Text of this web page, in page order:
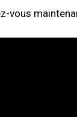
vous